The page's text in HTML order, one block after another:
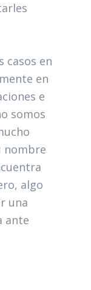
casos en
en
e
somos
nombre
algo
una
ante